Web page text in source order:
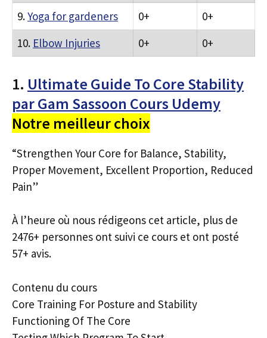
9.Yoga for gardeners 0+
0+
10. Elbow Injuries 0+ 0+
1. Ultimate Guide To Core Stability
par Gam Sassoon Cours Udemy
Notre meilleur choix
“Strengthen Your Core for Balance, Stability,
Proper Movement, Excellent Proportion, Reduced
Pain”
À l’heure où nous rédigeons cet article, plus de
2476+ personnes ont suivi ce cours et ont posté
57+ avis.
Contenu du cours
Core Training For Posture and Stability
Functioning Of The Core